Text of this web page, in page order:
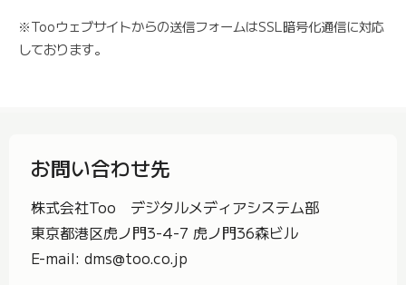
※Tooウェブサイトからの送信フォームはSSL暗号化通信に対応
しております。
お問い合わせ先
株式会社Too デジタルメディアシステム部
東京都港区虎ノ門3-4-7 虎ノ門36森ビル
E-mail: dms@too.co.jp